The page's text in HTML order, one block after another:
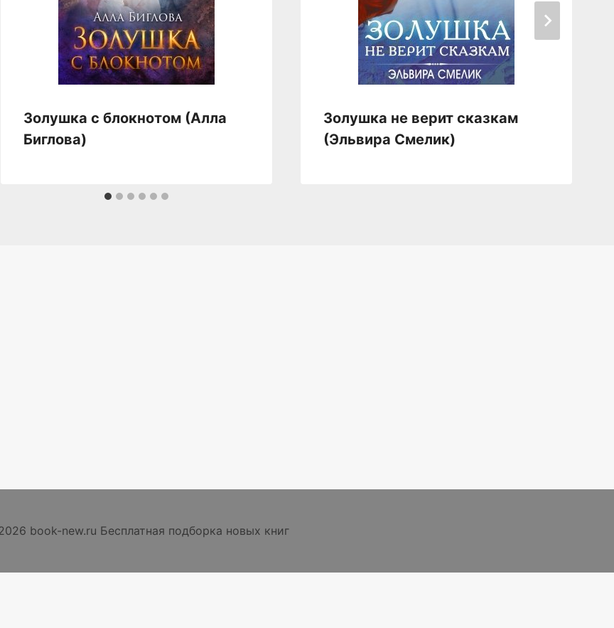
Золушка с блокнотом (Алла
Биглова)
Золушка не верит сказкам
(Эльвира Смелик)
book-new.ru Бесплатная подборка новых книг